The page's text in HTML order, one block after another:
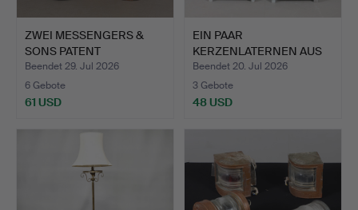
ZWEI MESSENGERS &
SONS PATENT
TOLEWARE-LAM…
Beendet 29. Jul 2026
6 Gebote
61 USD
EIN PAAR
KERZENLATERNEN AUS
BEMALTEM HOLZ.
Beendet 20. Jul 2026
3 Gebote
48 USD